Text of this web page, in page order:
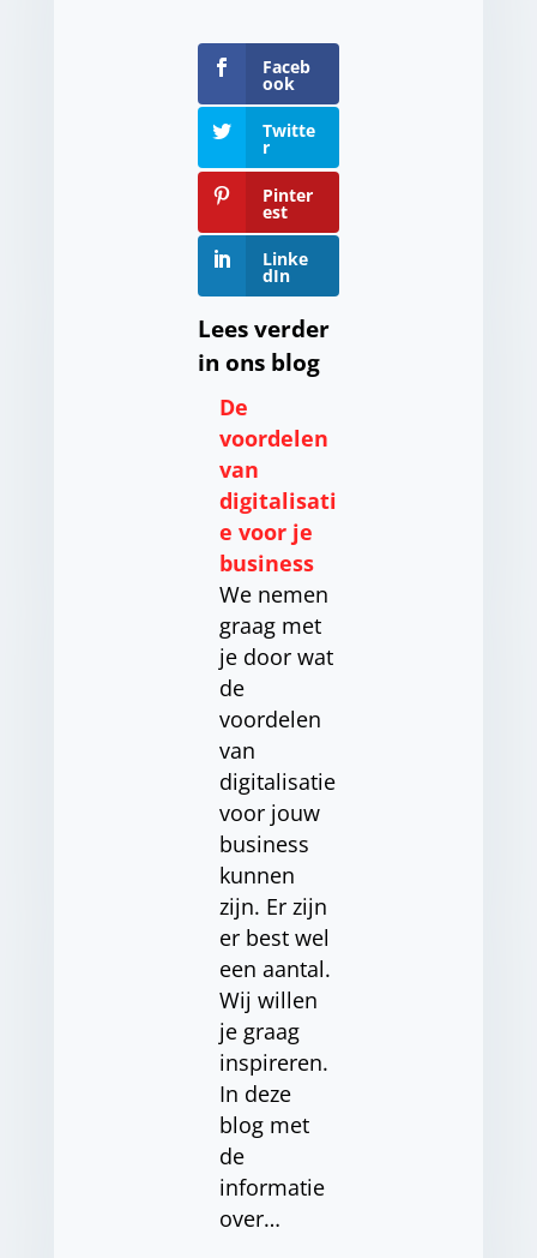
Faceb
ook
Twitte
r
Pinter
est
Linke
dIn
Lees verder
in ons blog
De
voordelen
van
digitalisati
e voor je
business
We nemen
graag met
je door wat
de
voordelen
van
digitalisatie
voor jouw
business
kunnen
zijn. Er zijn
er best wel
een aantal.
Wij willen
je graag
inspireren.
In deze
blog met
de
informatie
over…